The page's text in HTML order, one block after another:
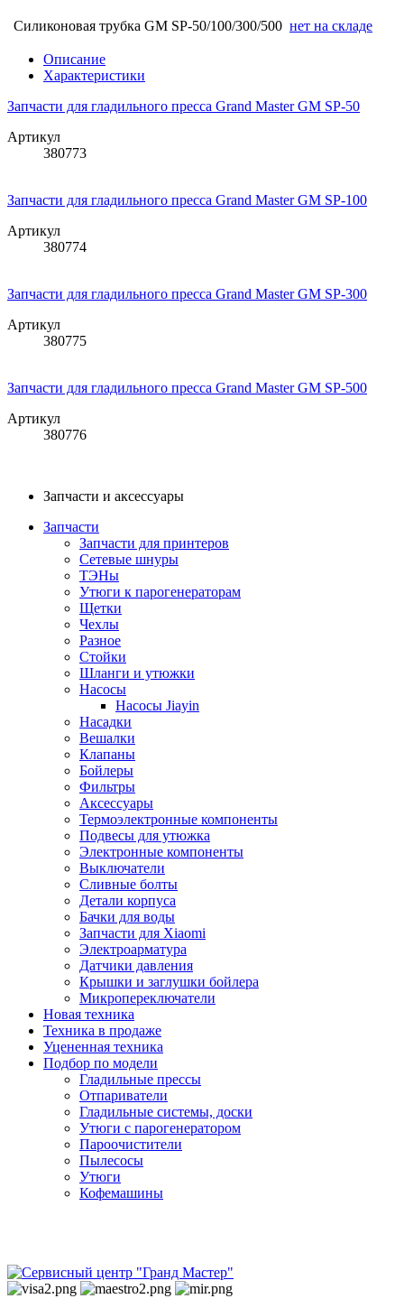
Силиконовая трубка GM SP-50/100/300/500 нет на складе
Описание
Характеристики
Запчасти для гладильного пресса Grand Master GM SP-50
Артикул
380773
Запчасти для гладильного пресса Grand Master GM SP-100
Артикул
380774
Запчасти для гладильного пресса Grand Master GM SP-300
Артикул
380775
Запчасти для гладильного пресса Grand Master GM SP-500
Артикул
380776
Запчасти и аксессуары
Запчасти
Запчасти для принтеров
Сетевые шнуры
ТЭНы
Утюги к парогенераторам
Щетки
Чехлы
Разное
Стойки
Шланги и утюжки
Насосы
Насосы Jiayin
Насадки
Вешалки
Клапаны
Бойлеры
Фильтры
Аксессуары
Термоэлектронные компоненты
Подвесы для утюжка
Электронные компоненты
Выключатели
Сливные болты
Детали корпуса
Бачки для воды
Запчасти для Xiaomi
Электроарматура
Датчики давления
Крышки и заглушки бойлера
Микропереключатели
Новая техника
Техника в продаже
Уцененная техника
Подбор по модели
Гладильные прессы
Отпариватели
Гладильные системы, доски
Утюги с парогенератором
Пароочистители
Пылесосы
Утюги
Кофемашины